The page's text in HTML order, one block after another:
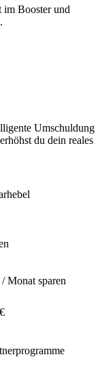
im Booster und
Umschuldung
du dein reales
/ Monat sparen